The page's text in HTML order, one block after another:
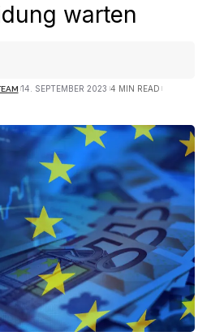
warten
14. SEPTEMBER 2023 4 MIN READ